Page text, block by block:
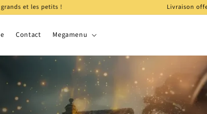
Livraison offerte dès 49€ d'achat
Contact Megamenu